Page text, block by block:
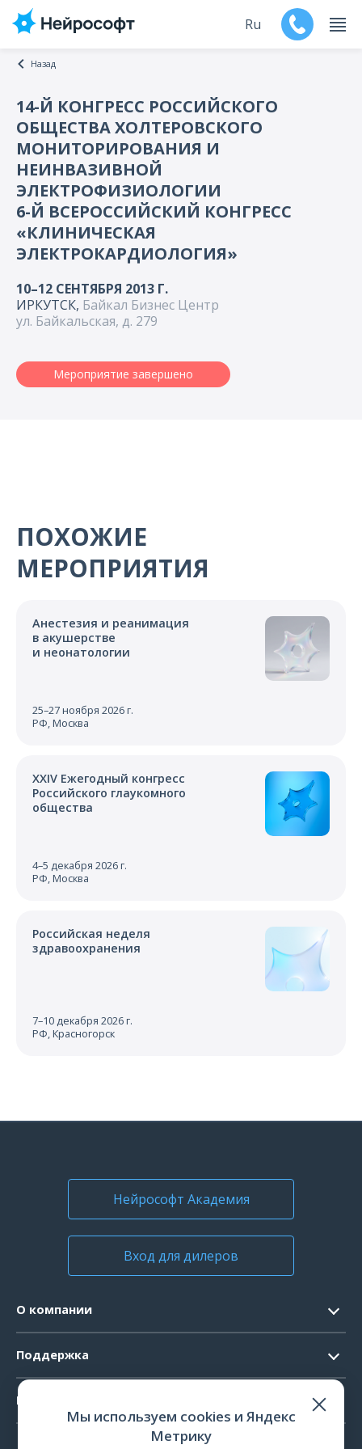
Продукты
Поддержка
Контакты
Мероприятия
Обучение
О компании
Ru
Назад
14-Й КОНГРЕСС РОССИЙСКОГО
ОБЩЕСТВА ХОЛТЕРОВСКОГО
МОНИТОРИРОВАНИЯ И
НЕИНВАЗИВНОЙ
ЭЛЕКТРОФИЗИОЛОГИИ
6-Й ВСЕРОССИЙСКИЙ КОНГРЕСС
«КЛИНИЧЕСКАЯ
ЭЛЕКТРОКАРДИОЛОГИЯ»
10–12 СЕНТЯБРЯ 2013 Г.
ИРКУТСК, Байкал Бизнес Центр
ул. Байкальская, д. 279
Мероприятие завершено
ПОХОЖИЕ
МЕРОПРИЯТИЯ
Анестезия и реанимация
в акушерстве
и неонатологии
25–27 ноября 2026 г.
РФ, Москва
XXIV Ежегодный конгресс
Российского глаукомного
общества
4–5 декабря 2026 г.
РФ, Москва
Российская неделя
здравоохранения
7–10 декабря 2026 г.
РФ, Красногорск
Нейрософт Академия
Вход для дилеров
О компании
Официальные документы
Поддержка
Системные требования
Продукты
Мы используем cookies и Яндекс
Метрику